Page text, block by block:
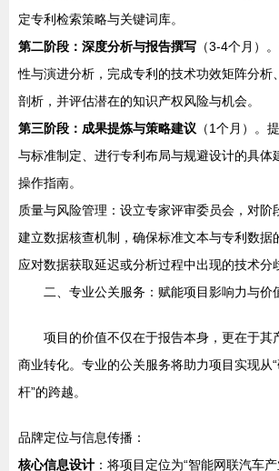
定专利检索策略与关键词库。
第二阶段：深度分析与报告撰写 （3-4个月）
性与演进分析，完成专利的技术功效矩阵分析
剖析，并评估潜在的知识产权风险与机会。
第三阶段：成果提炼与策略建议 （1个月）。
与标准制定、进行专利布局与规避设计的具体
操作指南。
质量与风险管理：设立专家评审委员会，对阶
建立数据核查机制，确保标准文本与专利数据
应对数据获取延迟或分析过程中出现的技术分
二、专业公关服务：赋能项目影响力与价
项目的价值不仅在于报告本身，更在于其
商业转化。专业的公关服务将助力项目实现从
杆”的跨越。
品牌定位与信息传播：
核心信息设计 ：将项目定位为“智能网联汽车